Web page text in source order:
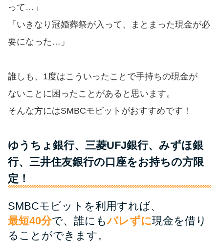
リボ払いをそのまま払いきると
カードローンの見直しで40万円
得した話
最速！最短40分で借りられるカ
特集ページ一覧
種類や特徴で探す
銀行カードローンを選ぶべき4つ
の理由
って…」
「いきなり冠婚葬祭が入って、まとまった現金が必
要になった…」
誰しも、1度はこういったことで手持ちの現金が
ないことに困ったことがあると思います。
そんな方にはSMBCモビットがおすすめです！
ゆうちょ銀行、三菱UFJ銀行、みずほ銀
行、三井住友銀行の口座をお持ちの方限
定！
SMBCモビットを利用すれば、
最短40分で、誰にもバレずに現金を借り
ることができます。